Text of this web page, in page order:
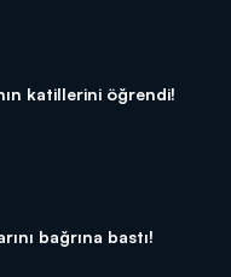
katillerini öğrendi!
bağrına bastı!